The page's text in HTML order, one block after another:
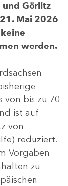
und Görlitz
Mai 2026
werden.
von bis zu 70
ist auf
von
reduziert.
Vorgaben
zu